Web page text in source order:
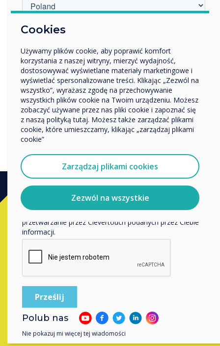
Czy kod QR zostanie tutaj?
Kup
Skontaktuj się z ekspertem
Clevertouch, wypełniając poniższy
formularz
Wypełnij ten formularz
Cookies
Używamy plików cookie, aby poprawić komfort
korzystania z naszej witryny, mierzyć wydajność,
dostosowywać wyświetlane materiały marketingowe i
wyświetlać spersonalizowane treści. Klikając „Zezwól na
wszystko”, wyrażasz zgodę na przechowywanie
wszystkich plików cookie na Twoim urządzeniu. Możesz
zobaczyć używane przez nas pliki cookie i zapoznać się
z naszą polityką tutaj. Możesz także zarządzać plikami
cookie, które umieszczamy, klikając „zarządzaj plikami
cookie”
Zarządzaj plikami cookies
Zezwól na wszystkie
W jakiej branży pracujesz?
Przedsiębiorstwo
Inne
Nazwa firmy
Chcielibyśmy się z Tobą skontaktować w sprawie
naszych produktów i usług za pośrednictwem poczty
elektronicznej, telefonu lub poczty.
Clevertouch.
Aby uzyskać informacje o tym, jak gromadzimy i
wykorzystujemy Twoje dane osobowe, odwiedź naszą
politykę prywatności.
Klikając Wyślij, wyrażasz zgodę na przechowywanie i
przetwarzanie przez Clevertouch podanych przez Ciebie
informacji.
Polub nas
Nie pokazuj mi więcej tej wiadomości